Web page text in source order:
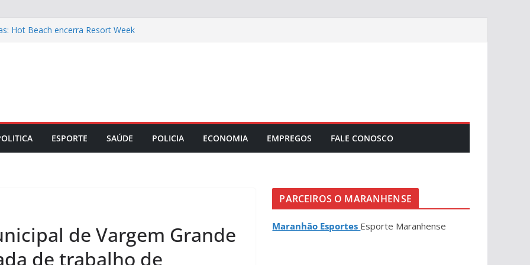
Hot Beach encerra Resort Week
Rib Costelata com batatas rústicas
o Dia dos Pais: Taça de Bolo de
ESPORTE SAÚDE POLICIA ECONOMIA EMPREGOS FALE CONOSCO
de Vargem Grande
de trabalho de
PARCEIROS O MARANHENSE
Maranhão Esportes Esporte Maranhense